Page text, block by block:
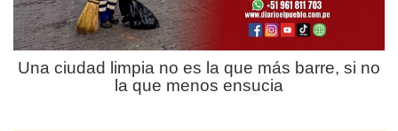
Una ciudad limpia no es la que más barre, si no
la que menos ensucia